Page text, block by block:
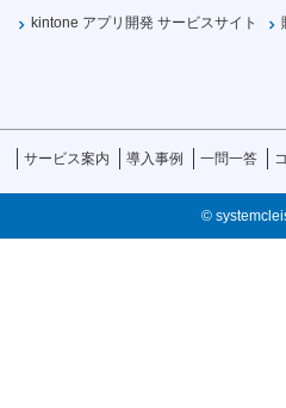
kintone アプリ開発 サービスサイト
サービス案内 導入事例 一問一答
©